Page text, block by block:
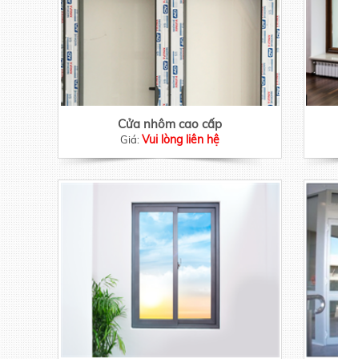
Cửa nhôm cao cấp
Giá:Vui lòng liên hệ